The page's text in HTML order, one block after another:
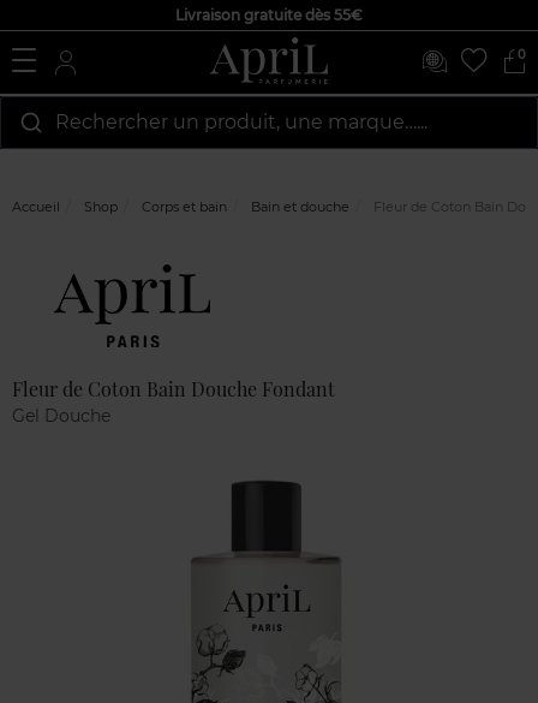
Livraison gratuite dès 55€
0
Rechercher un produit, une marque…...
Accueil Shop Corps et bain Bain et douche Fleur de Coton Bain
Fleur de Coton Bain Douche Fondant
Gel Douche